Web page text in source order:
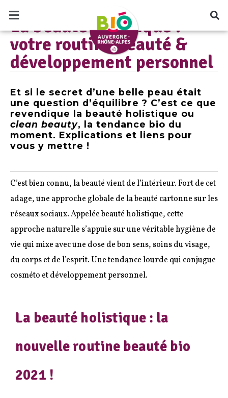
LE BLOG BIO AUVERGNE RHÔNE-ALPES
La beauté holistique :
votre routine beauté &
développement personnel
Et si le secret d’une belle peau était
une question d’équilibre ? C’est ce que
revendique la beauté holistique ou
clean beauty, la tendance bio du
moment. Explications et liens pour
vous y mettre !
C’est bien connu, la beauté vient de l’intérieur. Fort de cet
adage, une approche globale de la beauté cartonne sur les
réseaux sociaux. Appelée beauté holistique, cette
approche naturelle s’appuie sur une véritable hygiène de
vie qui mixe avec une dose de bon sens, soins du visage,
du corps et de l’esprit. Une tendance lourde qui conjugue
cosméto et développement personnel.
La beauté holistique : la
nouvelle routine beauté bio
2021 !